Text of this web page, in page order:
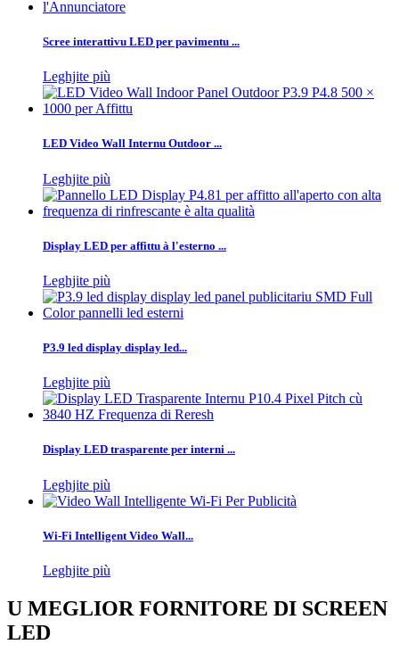
Scree interattivu LED per pavimentu ...
Leghjite più
LED Video Wall Internu Outdoor ...
Leghjite più
Display LED per affittu à l'esterno ...
Leghjite più
P3.9 led display display led...
Leghjite più
Display LED trasparente per interni ...
Leghjite più
Wi-Fi Intelligent Video Wall...
Leghjite più
U MEGLIOR FORNITORE DI SCREEN
LED